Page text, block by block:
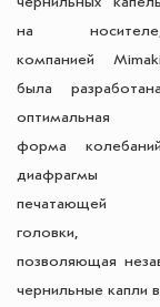
на
компанией Mimaki
была разработана
оптимальная
форма колебаний
диафрагмы
печатающей
головки,
позволяющая
чернильные капли